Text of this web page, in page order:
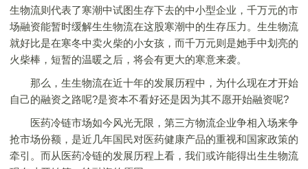
生物流则代表了寒潮中试图生存下去的中小型企业，千万元的市
场融资能暂时缓解生生物流在这股寒潮中的生存压力。生生物流
就好比是在寒冬中卖火柴的小女孩，而千万元则是她手中划亮的
火柴棒，短暂的温暖之后，将会有更大的寒意来袭。
那么，生生物流在近十年的发展历程中，为什么现在才开始
自己的融资之路呢?是资本不看好还是因为其不愿开始融资呢?
医药冷链市场如今风光无限，第三方物流企业争相入场来争
抢市场份额，是近几年国民对医药健康产品的重视和国家政策的
牵引。而从医药冷链的发展历程上看，我们或许能得出生生物流